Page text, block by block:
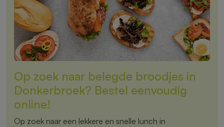
Op zoek naar belegde broodjes in
Donkerbroek? Bestel eenvoudig
online!
Op zoek naar een lekkere en snelle lunch in